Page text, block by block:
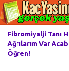
Fibromiyalji Tanı
Ağrılarım Var
Öğren!